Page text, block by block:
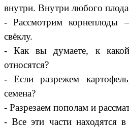
внутри. Внутри любого
- Рассмотрим корнеплоды
свёклу.
- Как вы думаете, к
относятся?
- Если разрежем
семена?
- Разрезаем пополам и
- Все эти части находятся